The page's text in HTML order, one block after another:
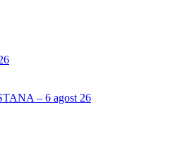
– 6 agost 26